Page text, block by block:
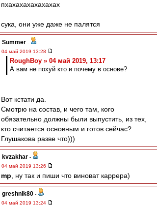
пхахахахахахахах
сука, они уже даже не палятся
Summer -
04 май 2019 13:28
RoughBoy » 04 май 2019, 13:17
А вам не похуй кто и почему в основе?
Вот кстати да.
Смотрю на состав, и чего там, кого
обязательно должны были выпустить, из тех,
кто считается основным и готов сейчас?
Глушакова разве что)))
kvzakhar -
04 май 2019 13:26
mp , ну так и пиши что виноват каррера)
greshnik80 -
04 май 2019 13:24